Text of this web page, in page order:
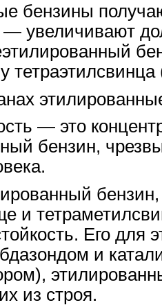
бензины
— увеличивают
— это
бензин,
и
Его для
и
из строя.